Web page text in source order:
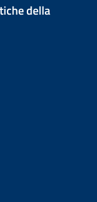
della